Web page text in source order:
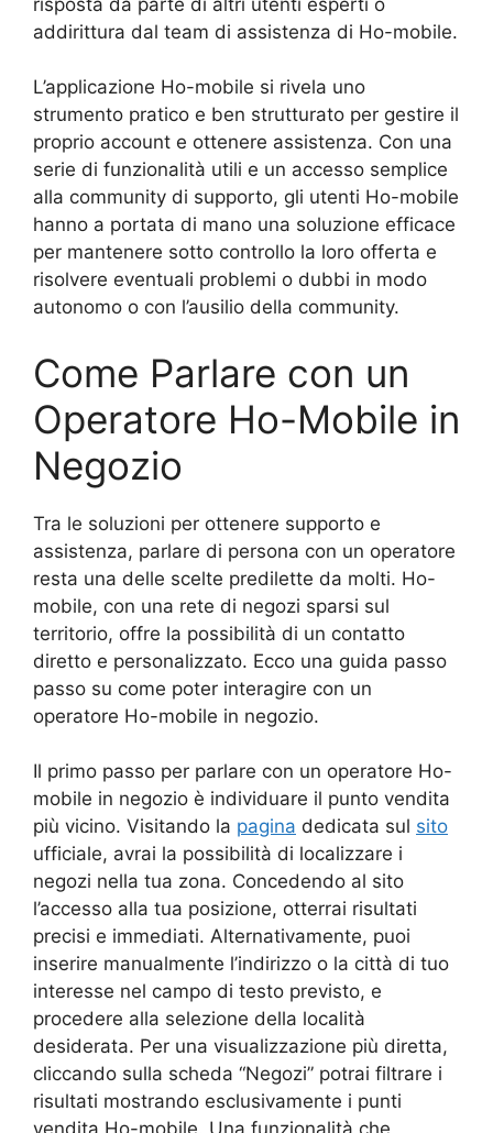
addirittura dal team di assistenza di Ho-mobile.
L’applicazione Ho-mobile si rivela uno
strumento pratico e ben strutturato per gestire il
proprio account e ottenere assistenza. Con una
serie di funzionalità utili e un accesso semplice
alla community di supporto, gli utenti Ho-mobile
hanno a portata di mano una soluzione efficace
per mantenere sotto controllo la loro offerta e
risolvere eventuali problemi o dubbi in modo
autonomo o con l’ausilio della community.
Come Parlare con un
Operatore Ho-Mobile in
Negozio
Tra le soluzioni per ottenere supporto e
assistenza, parlare di persona con un operatore
resta una delle scelte predilette da molti. Ho-
mobile, con una rete di negozi sparsi sul
territorio, offre la possibilità di un contatto
diretto e personalizzato. Ecco una guida passo
passo su come poter interagire con un
operatore Ho-mobile in negozio.
Il primo passo per parlare con un operatore Ho-
mobile in negozio è individuare il punto vendita
più vicino. Visitando la pagina dedicata sul sito
ufficiale, avrai la possibilità di localizzare i
negozi nella tua zona. Concedendo al sito
l’accesso alla tua posizione, otterrai risultati
precisi e immediati. Alternativamente, puoi
inserire manualmente l’indirizzo o la città di tuo
interesse nel campo di testo previsto, e
procedere alla selezione della località
desiderata. Per una visualizzazione più diretta,
cliccando sulla scheda “Negozi” potrai filtrare i
risultati mostrando esclusivamente i punti